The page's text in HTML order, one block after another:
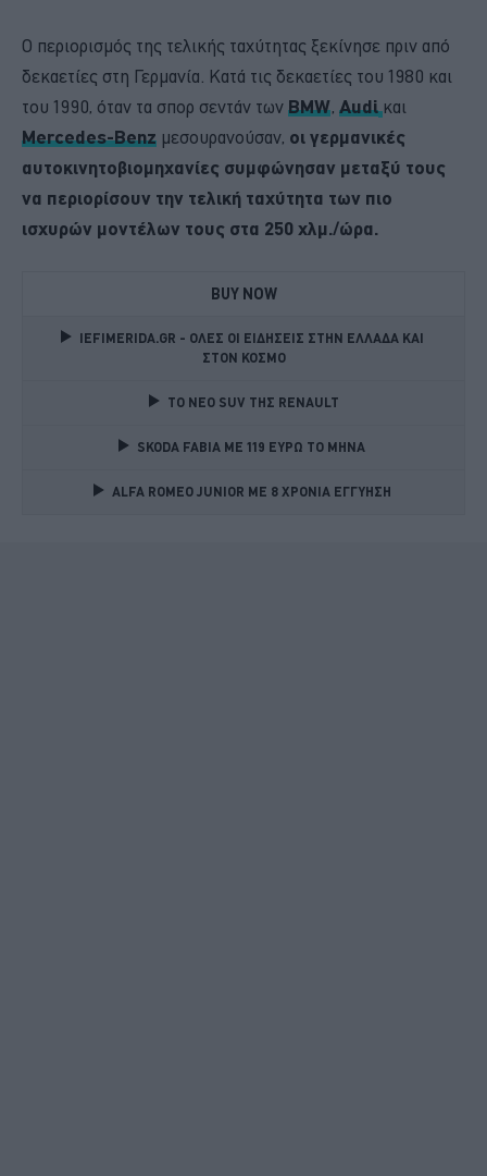
Ο περιορισμός της τελικής ταχύτητας ξεκίνησε πριν από
δεκαετίες στη Γερμανία. Κατά τις δεκαετίες του 1980 και
του 1990, όταν τα σπορ σεντάν των BMW, Audi και
Mercedes-Benz μεσουρανούσαν, οι γερμανικές
αυτοκινητοβιομηχανίες συμφώνησαν μεταξύ τους
να περιορίσουν την τελική ταχύτητα των πιο
ισχυρών μοντέλων τους στα 250 χλμ./ώρα.
BUY NOW
IEFIMERIDA.GR - ΟΛΕΣ ΟΙ ΕΙΔΗΣΕΙΣ ΣΤΗΝ ΕΛΛΑΔΑ ΚΑΙ
ΣΤΟΝ ΚΟΣΜΟ
TO NEO SUV ΤΗΣ RENAULT
SKODA FABIA ME 119 ΕΥΡΩ ΤΟ ΜΗΝΑ
ALFA ROMEO JUNIOR ME 8 ΧΡΟΝΙΑ ΕΓΓΥΗΣΗ